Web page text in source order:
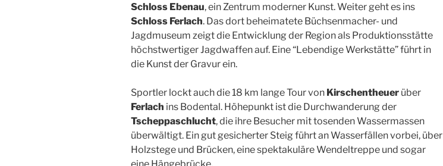
Schloss Ebenau, ein Zentrum moderner Kunst. Weiter geht es ins
Schloss Ferlach. Das dort beheimatete Büchsenmacher- und
Jagdmuseum zeigt die Entwicklung der Region als Produktionsstätte
höchstwertiger Jagdwaffen auf. Eine “Lebendige Werkstätte” führt in
die Kunst der Gravur ein.
Sportler lockt auch die 18 km lange Tour von Kirschentheuer über
Ferlach ins Bodental. Höhepunkt ist die Durchwanderung der
Tscheppaschlucht, die ihre Besucher mit tosenden Wassermassen
überwältigt. Ein gut gesicherter Steig führt an Wasserfällen vorbei, über
Holzstege und Brücken, eine spektakuläre Wendeltreppe und sogar